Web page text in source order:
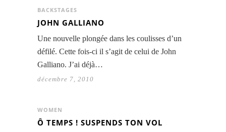
BACKSTAGES
JOHN GALLIANO
Une nouvelle plongée dans les coulisses d’un
défilé. Cette fois-ci il s’agit de celui de John
Galliano. J’ai déjà…
décembre 7, 2010
WOMEN
Ô TEMPS ! SUSPENDS TON VOL